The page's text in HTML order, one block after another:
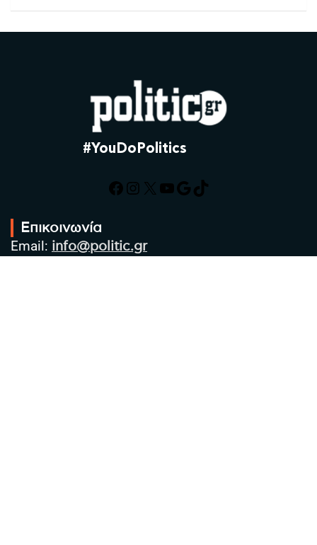
#YouDoPolitics
Facebook
Instagram
X YouTube
Google
TikTok
Επικοινωνία
Email: info@politic.gr